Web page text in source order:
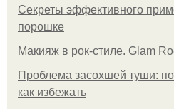
Секреты эффективного
порошке
Макияж в рок-стиле. Glam
Проблема засохшей туши:
как избежать